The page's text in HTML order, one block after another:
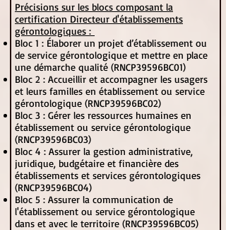
Précisions sur les blocs composant la
certification Directeur d'établissements
gérontologiques :
Bloc 1 : Élaborer un projet d’établissement ou
de service gérontologique et mettre en place
une démarche qualité (RNCP39596BC01)
Bloc 2 : Accueillir et accompagner les usagers
et leurs familles en établissement ou service
gérontologique (RNCP39596BC02)
Bloc 3 : Gérer les ressources humaines en
établissement ou service gérontologique
(RNCP39596BC03)
Bloc 4 : Assurer la gestion administrative,
juridique, budgétaire et financière des
établissements et services gérontologiques
(RNCP39596BC04)
Bloc 5 : Assurer la communication de
l'établissement ou service gérontologique
dans et avec le territoire (RNCP39596BC05)